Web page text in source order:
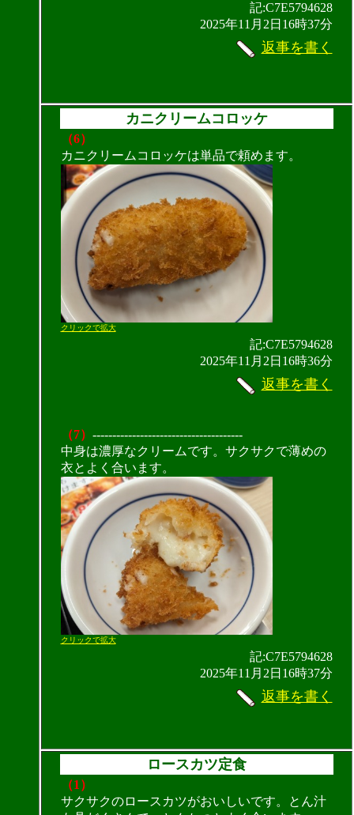
記:C7E5794628
2025年11月2日16時37分
返事を書く
カニクリームコロッケ
（6）
カニクリームコロッケは単品で頼めます。
クリックで拡大
記:C7E5794628
2025年11月2日16時36分
返事を書く
（7） --------------------------------------
中身は濃厚なクリームです。サクサクで薄めの
衣とよく合います。
クリックで拡大
記:C7E5794628
2025年11月2日16時37分
返事を書く
ロースカツ定食
（1）
サクサクのロースカツがおいしいです。とん汁